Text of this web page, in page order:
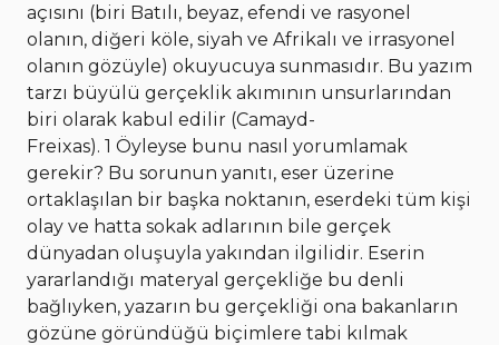
açısını (biri Batılı, beyaz, efendi ve rasyonel
olanın, diğeri köle, siyah ve Afrikalı ve irrasyonel
olanın gözüyle) okuyucuya sunmasıdır. Bu yazım
tarzı büyülü gerçeklik akımının unsurlarından
biri olarak kabul edilir (Camayd-
Freixas). 1 Öyleyse bunu nasıl yorumlamak
gerekir? Bu sorunun yanıtı, eser üzerine
ortaklaşılan bir başka noktanın, eserdeki tüm kişi
olay ve hatta sokak adlarının bile gerçek
dünyadan oluşuyla yakından ilgilidir. Eserin
yararlandığı materyal gerçekliğe bu denli
bağlıyken, yazarın bu gerçekliği ona bakanların
gözüne göründüğü biçimlere tabi kılmak